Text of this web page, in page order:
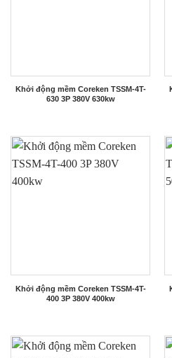
Khởi động mềm Coreken TSSM-4T-
630 3P 380V 630kw
Khởi động mềm Coreken TSSM-4T-
400 3P 380V 400kw